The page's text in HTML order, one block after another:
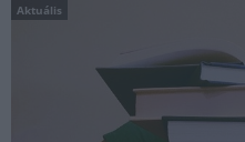
Aktuális